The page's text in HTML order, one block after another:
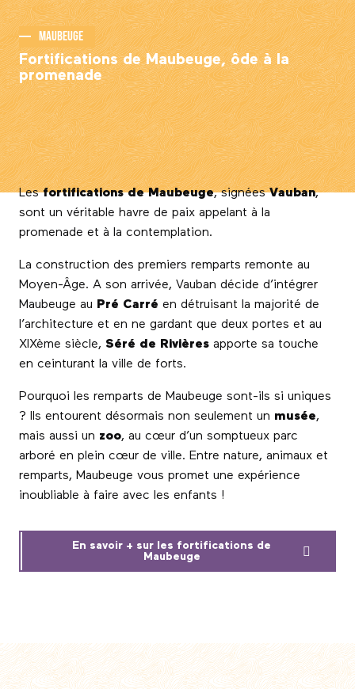
Maubeuge
Fortifications de Maubeuge, ôde à la
promenade
Lesfortifications de Maubeuge, signéesVauban,
sont un véritable havre de paix appelant à la
promenade et à la contemplation.
La construction des premiers remparts remonte au
Moyen-Âge. A son arrivée, Vauban décide d’intégrer
Maubeuge au Pré Carré en détruisant la majorité de
l’architecture et en ne gardant que deux portes et au
XIXème siècle, Séré de Rivières apporte sa touche
en ceinturant la ville de forts.
Pourquoi les remparts de Maubeuge sont-ils si uniques
? Ils entourent désormais non seulement un musée,
mais aussi un zoo, au cœur d’un somptueux parc
arboré en plein cœur de ville. Entre nature, animaux et
remparts, Maubeuge vous promet une expérience
inoubliable à faire avec les enfants !
En savoir + sur les fortifications de
Maubeuge